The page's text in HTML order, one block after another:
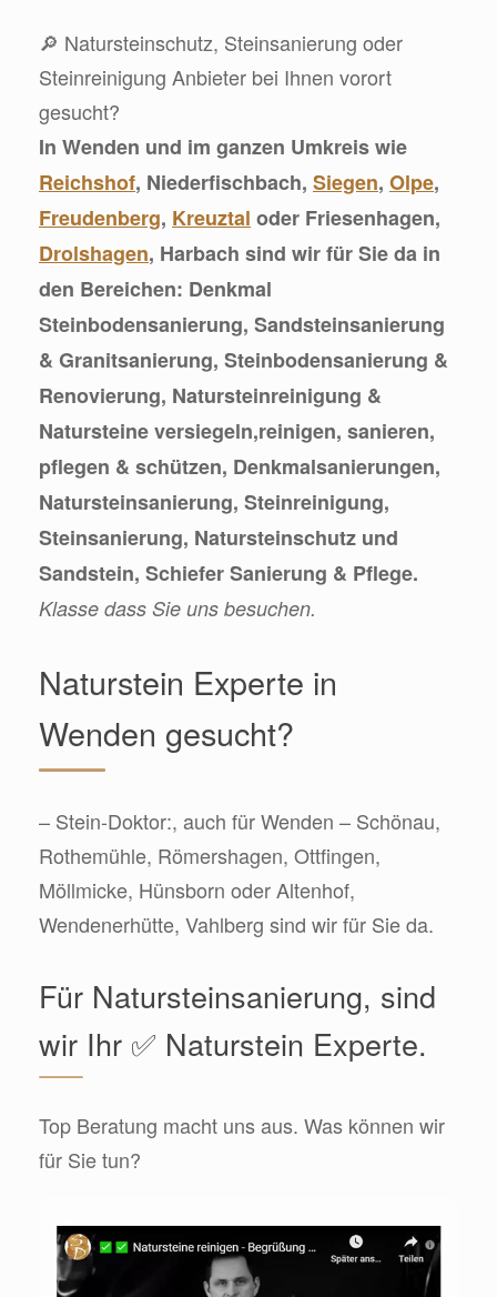
🔎 Natursteinschutz, Steinsanierung oder
Steinreinigung Anbieter bei Ihnen vorort
gesucht?
In Wenden und im ganzen Umkreis wie
Reichshof, Niederfischbach, Siegen, Olpe,
Freudenberg, Kreuztal oder Friesenhagen,
Drolshagen, Harbach sind wir für Sie da in
den Bereichen: Denkmal
Steinbodensanierung, Sandsteinsanierung
& Granitsanierung, Steinbodensanierung &
Renovierung, Natursteinreinigung &
Natursteine versiegeln,reinigen, sanieren,
pflegen & schützen, Denkmalsanierungen,
Natursteinsanierung, Steinreinigung,
Steinsanierung, Natursteinschutz und
Sandstein, Schiefer Sanierung & Pflege.
Klasse dass Sie uns besuchen.
Naturstein Experte in
Wenden gesucht?
– Stein-Doktor:, auch für Wenden – Schönau,
Rothemühle, Römershagen, Ottfingen,
Möllmicke, Hünsborn oder Altenhof,
Wendenerhütte, Vahlberg sind wir für Sie da.
Für Natursteinsanierung, sind
wir Ihr ✅ Naturstein Experte.
Top Beratung macht uns aus. Was können wir
für Sie tun?